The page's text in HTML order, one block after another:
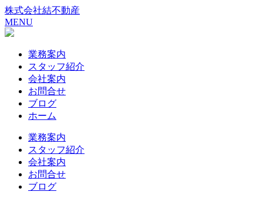
株式会社結不動産
MENU
業務案内
スタッフ紹介
会社案内
お問合せ
ブログ
ホーム
業務案内
スタッフ紹介
会社案内
お問合せ
ブログ